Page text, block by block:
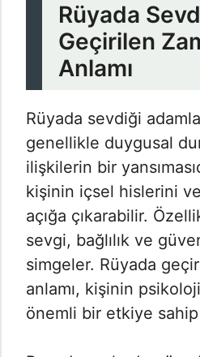
Rüyada
Geçirilen
Anlamı
Rüyada sevdiği
genellikle duygusal
ilişkilerin bir
kişinin içsel hislerini
açığa çıkarabilir.
sevgi, bağlılık ve
simgeler. Rüyada
anlamı, kişinin
önemli bir etkiye